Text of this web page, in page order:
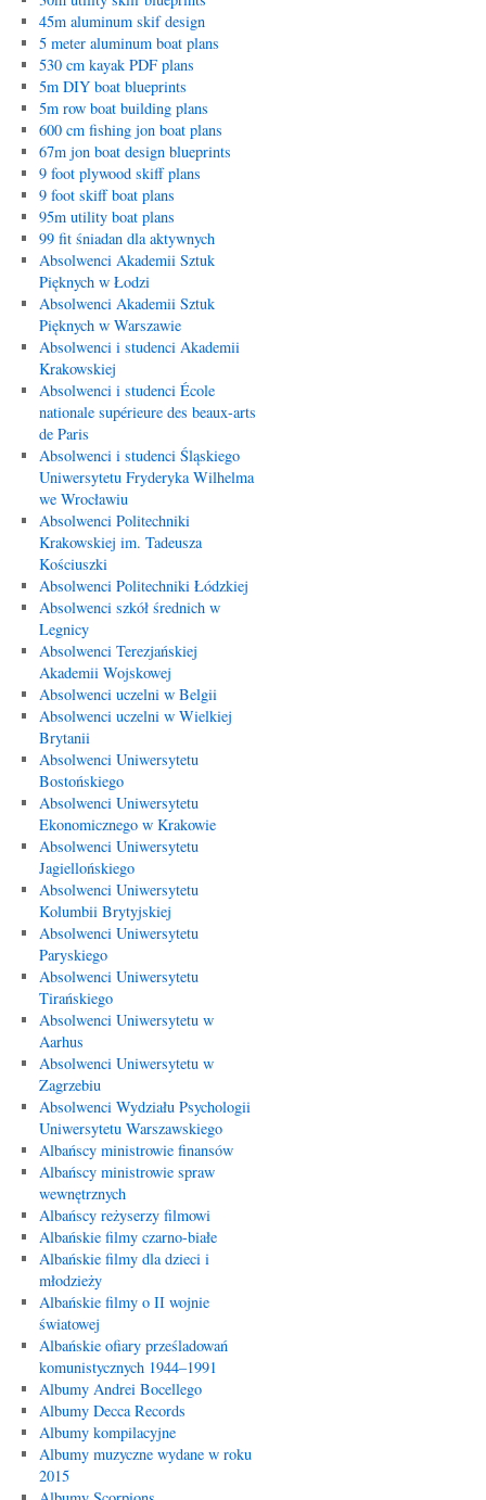
45m aluminum skif design
5 meter aluminum boat plans
530 cm kayak PDF plans
5m DIY boat blueprints
5m row boat building plans
600 cm fishing jon boat plans
67m jon boat design blueprints
9 foot plywood skiff plans
9 foot skiff boat plans
95m utility boat plans
99 fit śniadan dla aktywnych
Absolwenci Akademii Sztuk
Pięknych w Łodzi
Absolwenci Akademii Sztuk
Pięknych w Warszawie
Absolwenci i studenci Akademii
Krakowskiej
Absolwenci i studenci École
nationale supérieure des beaux-arts
de Paris
Absolwenci i studenci Śląskiego
Uniwersytetu Fryderyka Wilhelma
we Wrocławiu
Absolwenci Politechniki
Krakowskiej im. Tadeusza
Kościuszki
Absolwenci Politechniki Łódzkiej
Absolwenci szkół średnich w
Legnicy
Absolwenci Terezjańskiej
Akademii Wojskowej
Absolwenci uczelni w Belgii
Absolwenci uczelni w Wielkiej
Brytanii
Absolwenci Uniwersytetu
Bostońskiego
Absolwenci Uniwersytetu
Ekonomicznego w Krakowie
Absolwenci Uniwersytetu
Jagiellońskiego
Absolwenci Uniwersytetu
Kolumbii Brytyjskiej
Absolwenci Uniwersytetu
Paryskiego
Absolwenci Uniwersytetu
Tirańskiego
Absolwenci Uniwersytetu w
Aarhus
Absolwenci Uniwersytetu w
Zagrzebiu
Absolwenci Wydziału Psychologii
Uniwersytetu Warszawskiego
Albańscy ministrowie finansów
Albańscy ministrowie spraw
wewnętrznych
Albańscy reżyserzy filmowi
Albańskie filmy czarno-białe
Albańskie filmy dla dzieci i
młodzieży
Albańskie filmy o II wojnie
światowej
Albańskie ofiary prześladowań
komunistycznych 1944–1991
Albumy Andrei Bocellego
Albumy Decca Records
Albumy kompilacyjne
Albumy muzyczne wydane w roku
2015